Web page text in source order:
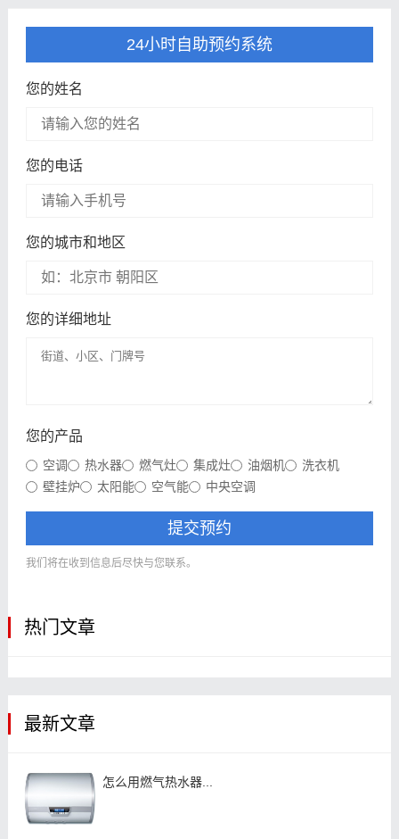
24小时自助预约系统
您的姓名
您的电话
您的城市和地区
您的详细地址
您的产品
空调 热水器 燃气灶 集成灶 油烟机
洗衣机
壁挂炉
太阳能 空气能 中央空调
提交预约
我们将在收到信息后尽快与您联系。
热门文章
最新文章
怎么用燃气热水器...